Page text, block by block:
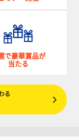
で豪華賞品が
当たる
る